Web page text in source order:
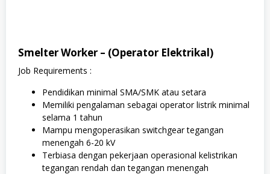
Smelter Worker – (Operator Elektrikal)
Job Requirements :
Pendidikan minimal SMA/SMK atau setara
Memiliki pengalaman sebagai operator listrik minimal
selama 1 tahun
Mampu mengoperasikan switchgear tegangan
menengah 6-20 kV
Terbiasa dengan pekerjaan operasional kelistrikan
tegangan rendah dan tegangan menengah